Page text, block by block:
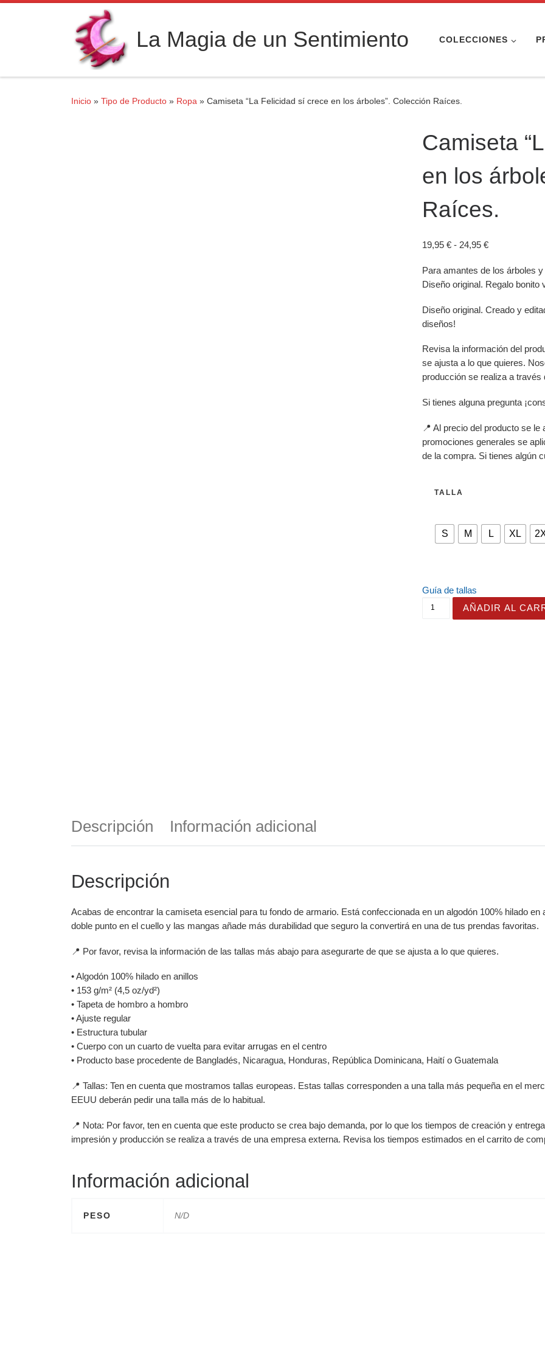
Saltar al contenido
La Magia de un Sentimiento COLECCIONES
Inicio » Tipo de Producto » Ropa » Camiseta “La Felicidad sí crece en los árboles”. Colección Raíces.
Camiseta
en los
Raíces.
19,95€ - 24,95€Rango de
Para amantes de los árboles
Diseño original. Regalo bonito
Diseño original. Creado y
diseños!
Revisa la información del
se ajusta a lo que quieres.
producción se realiza a través
Si tienes alguna pregunta
📍 Al precio del producto se
promociones generales se
de la compra. Si tienes algún
TALLA
S M L XL
Guía de tallas
Camiseta "La Felicidad
AÑADIR AL
Descripción Información adicional
Descripción
Acabas de encontrar la camiseta esencial para tu fondo de armario. Está confeccionada en un algodón 100% hilado
doble punto en el cuello y las mangas añade más durabilidad que seguro la convertirá en una de tus prendas favoritas.
📍 Por favor, revisa la información de las tallas más abajo para asegurarte de que se ajusta a lo que quieres.
• Algodón 100% hilado en anillos
• 153 g/m² (4,5 oz/yd²)
• Tapeta de hombro a hombro
• Ajuste regular
• Estructura tubular
• Cuerpo con un cuarto de vuelta para evitar arrugas en el centro
• Producto base procedente de Bangladés, Nicaragua, Honduras, República Dominicana, Haití o Guatemala
📍 Tallas: Ten en cuenta que mostramos tallas europeas. Estas tallas corresponden a una talla más pequeña en el
EEUU deberán pedir una talla más de lo habitual.
📍 Nota: Por favor, ten en cuenta que este producto se crea bajo demanda, por lo que los tiempos de creación y
impresión y producción se realiza a través de una empresa externa. Revisa los tiempos estimados en el carrito de
Información adicional
PESO N/D